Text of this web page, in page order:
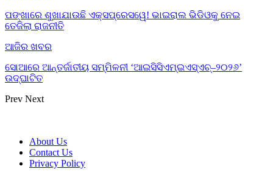
ପଙ୍ଖାରେ ଶୁଖାଯାଉଛି ଏକ୍ସପ୍ରେସୱେ! ଭାଇରାଲ ଭିଡିଓକୁ ନେଇ
ତେଜିଲା ରାଜନୀତି
ଆଜିର ଖବର
ସୋଆରେ ଆନ୍ତର୍ଜାତୀୟ ସମ୍ମିଳନୀ ‘ଆଇସିସିଏମ୍‌ଇଏସ୍‌ଏଚ୍‌–୨୦୨୬’
ଉଦ୍‌ଘାଟିତ
Prev Next
About Us
Contact Us
Privacy Policy